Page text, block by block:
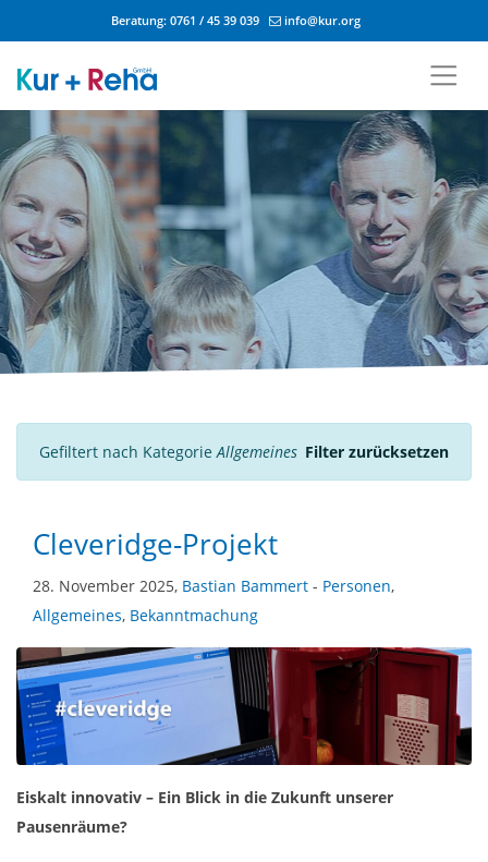
Beratung: 0761 / 45 39 039 info@kur.org
Gefiltert nach Kategorie Allgemeines Filter zurücksetzen
Cleveridge-Projekt
28. November 2025, Bastian Bammert - Personen,
Allgemeines, Bekanntmachung
Eiskalt innovativ – Ein Blick in die Zukunft unserer
Pausenräume?